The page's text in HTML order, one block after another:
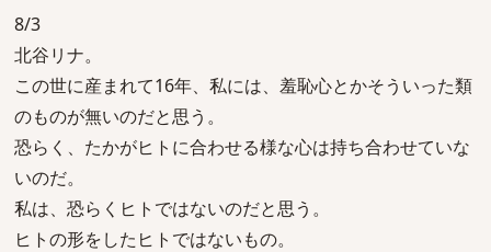
8/3
北谷リナ。
この世に産まれて16年、私には、羞恥心とかそういった類
のものが無いのだと思う。
恐らく、たかがヒトに合わせる様な心は持ち合わせていな
いのだ。
私は、恐らくヒトではないのだと思う。
ヒトの形をしたヒトではないもの。